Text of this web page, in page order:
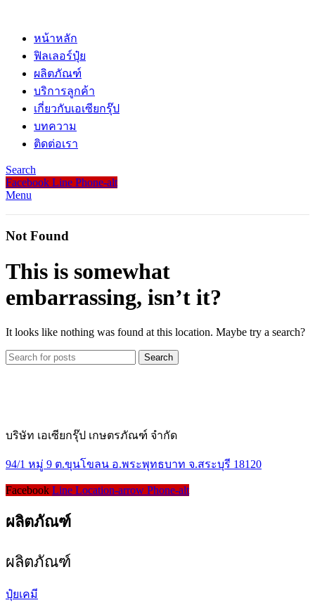
หน้าหลัก
ฟิลเลอร์ปุ๋ย
ผลิตภัณฑ์
บริการลูกค้า
เกี่ยวกับเอเซียกรุ๊ป
บทความ
ติดต่อเรา
Search
Facebook Line Phone-alt
Menu
Not Found
This is somewhat
embarrassing, isn’t it?
It looks like nothing was found at this location. Maybe try a search?
Search
บริษัท เอเซียกรุ๊ป เกษตรภัณฑ์ จำกัด
94/1 หมู่ 9 ต.ขุนโขลน อ.พระพุทธบาท จ.สระบุรี 18120
Facebook Line Location-arrow Phone-alt
ผลิตภัณฑ์
ผลิตภัณฑ์
ปุ๋ยเคมี